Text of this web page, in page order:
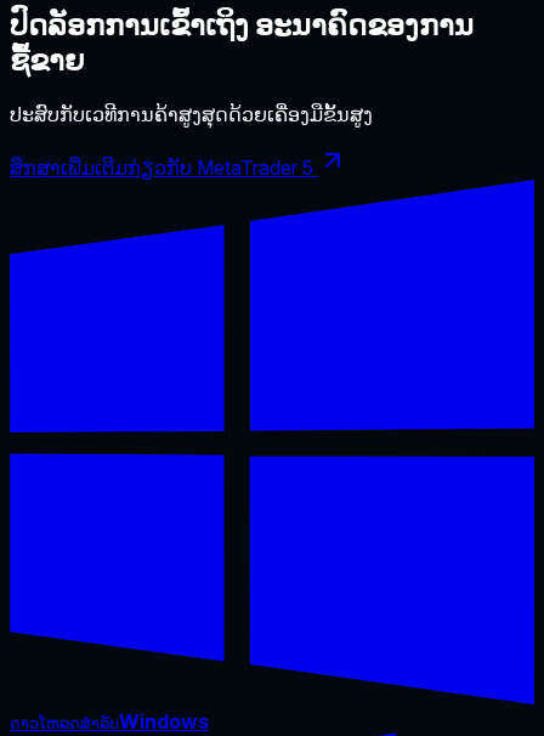
ປົດລັອກການເຂົ້າເຖິງ ອະນາຄົດຂອງການ
ຊື້ຂາຍ
ປະສົບກັບເວທີການຄ້າສູງສຸດດ້ວຍເຄື່ອງມືຂັ້ນສູງ
ສຶກສາເພີ່ມເຕີມກ່ຽວກັບ MetaTrader 5
ດາວໂຫລດສໍາລັບWindows